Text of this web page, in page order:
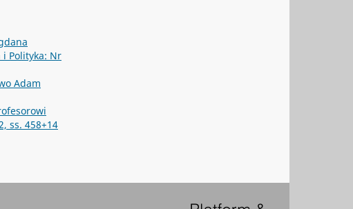
i Polityka: Nr
Adam
ss. 458+14